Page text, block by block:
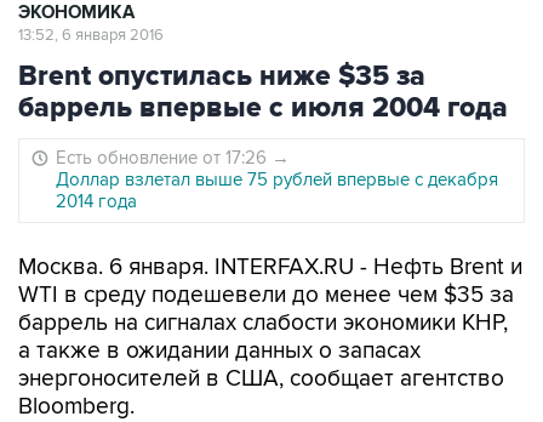
ЭКОНОМИКА
13:52, 6 января 2016
Brent опустилась ниже $35 за
баррель впервые с июля 2004 года
Есть обновление от 17:26 →
Доллар взлетал выше 75 рублей впервые с декабря
2014 года
Москва. 6 января. INTERFAX.RU - Нефть Brent и
WTI в среду подешевели до менее чем $35 за
баррель на сигналах слабости экономики КНР,
а также в ожидании данных о запасах
энергоносителей в США, сообщает агентство
Bloomberg.